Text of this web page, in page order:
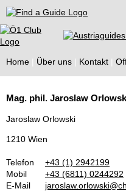
Find a Guide
Home Über uns Kontakt
Guides
Mag. phil. Jaroslaw
Jaroslaw Orlowski
1210 Wien
Telefon
+43 (1) 2942199
Mobil
+43 (6811) 0244292
E-Mail